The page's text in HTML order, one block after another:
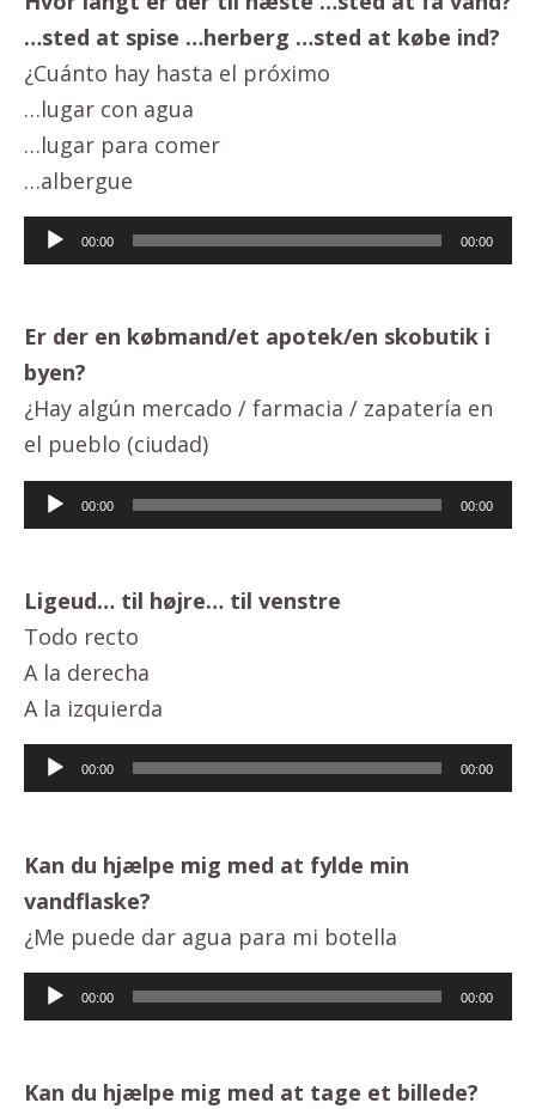
…sted at spise …herberg …sted at købe ind?
¿Cuánto hay hasta el próximo
…lugar con agua
…lugar para comer
…albergue
Lydafspiller
00:00 00:00
Er der en købmand/et apotek/en skobutik i
byen?
¿Hay algún mercado / farmacia / zapatería en
el pueblo (ciudad)
Lydafspiller
00:00 00:00
Ligeud… til højre… til venstre
Todo recto
A la derecha
A la izquierda
Lydafspiller
00:00 00:00
Kan du hjælpe mig med at fylde min
vandflaske?
¿Me puede dar agua para mi botella
Lydafspiller
00:00 00:00
Kan du hjælpe mig med at tage et billede?